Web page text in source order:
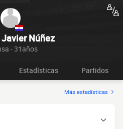
Núñez
- 31años
Estadísticas Partidos
Más estadísticas